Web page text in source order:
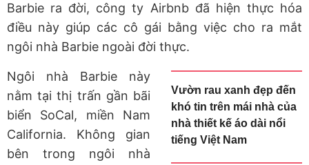
Barbie ra đời, công ty Airbnb đã hiện thực hóa
điều này giúp các cô gái bằng việc cho ra mắt
ngôi nhà Barbie ngoài đời thực.
Vườn rau xanh đẹp đến
khó tin trên mái nhà của
nhà thiết kế áo dài nổi
tiếng Việt Nam
Ngôi nhà Barbie này
nằm tại thị trấn gần bãi
biển SoCal, miền Nam
California. Không gian
bên trong ngôi nhà